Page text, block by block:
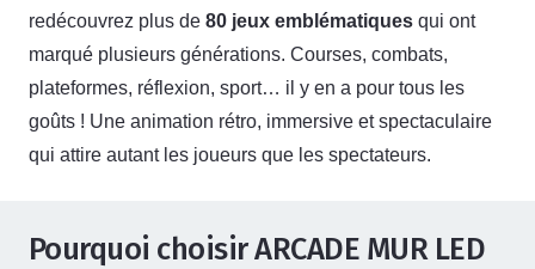
redécouvrez plus de 80 jeux emblématiques qui ont
marqué plusieurs générations. Courses, combats,
plateformes, réflexion, sport… il y en a pour tous les
goûts ! Une animation rétro, immersive et spectaculaire
qui attire autant les joueurs que les spectateurs.
Pourquoi choisir ARCADE MUR LED